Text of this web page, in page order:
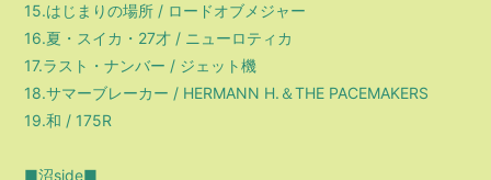
15.はじまりの場所 / ロードオブメジャー
16.夏・スイカ・27才 / ニューロティカ
17.ラスト・ナンバー / ジェット機
18.サマーブレーカー / HERMANN H.＆THE PACEMAKERS
19.和 / 175R
■沼side■